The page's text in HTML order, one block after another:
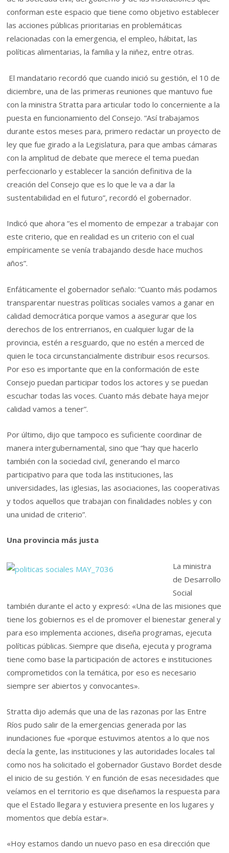
conforman este espacio que tiene como objetivo establecer
las acciones públicas prioritarias en problemáticas
relacionadas con la emergencia, el empleo, hábitat, las
políticas alimentarias, la familia y la niñez, entre otras.
El mandatario recordó que cuando inició su gestión, el 10 de
diciembre, una de las primeras reuniones que mantuvo fue
con la ministra Stratta para articular todo lo concerniente a la
puesta en funcionamiento del Consejo. “Así trabajamos
durante estos meses para, primero redactar un proyecto de
ley que fue girado a la Legislatura, para que ambas cámaras
con la amplitud de debate que merece el tema puedan
perfeccionarlo y establecer la sanción definitiva de la
creación del Consejo que es lo que le va a dar la
sustentabilidad en el futuro”, recordó el gobernador.
Indicó que ahora “es el momento de empezar a trabajar con
este criterio, que en realidad es un criterio con el cual
empíricamente se venía trabajando desde hace muchos
años”.
Enfáticamente el gobernador señalo: “Cuanto más podamos
transparentar nuestras políticas sociales vamos a ganar en
calidad democrática porque vamos a asegurar que los
derechos de los entrerrianos, en cualquier lugar de la
provincia, estén a resguardo, que no estén a merced de
quien le toca circunstancialmente distribuir esos recursos.
Por eso es importante que en la conformación de este
Consejo puedan participar todos los actores y se puedan
escuchar todas las voces. Cuanto más debate haya mejor
calidad vamos a tener”.
Por último, dijo que tampoco es suficiente coordinar de
manera intergubernamental, sino que “hay que hacerlo
también con la sociedad civil, generando el marco
participativo para que toda las instituciones, las
universidades, las iglesias, las asociaciones, las cooperativas
y todos aquellos que trabajan con finalidades nobles y con
una unidad de criterio”.
Una provincia más justa
La ministra
de Desarrollo
Social
también durante el acto y expresó: «Una de las misiones que
tiene los gobiernos es el de promover el bienestar general y
para eso implementa acciones, diseña programas, ejecuta
políticas públicas. Siempre que diseña, ejecuta y programa
tiene como base la participación de actores e instituciones
comprometidos con la temática, por eso es necesario
siempre ser abiertos y convocantes».
Stratta dijo además que una de las razonas por las Entre
Ríos pudo salir de la emergencias generada por las
inundaciones fue «porque estuvimos atentos a lo que nos
decía la gente, las instituciones y las autoridades locales tal
como nos ha solicitado el gobernador Gustavo Bordet desde
el inicio de su gestión. Y en función de esas necesidades que
veíamos en el territorio es que diseñamos la respuesta para
que el Estado llegara y estuviera presente en los lugares y
momentos que debía estar».
«Hoy estamos dando un nuevo paso en esa dirección que